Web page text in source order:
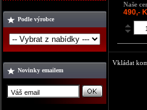
Podle výrobce
Novinky emailem
Naše
490,-
Vkládat